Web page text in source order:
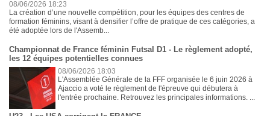
08/06/2026 18:23
La création d’une nouvelle compétition, pour les équipes des centres de
formation féminins, visant à densifier l’offre de pratique de ces catégories, a
été adoptée lors de l'Assemb...
Championnat de France féminin Futsal D1 - Le règlement adopté,
les 12 équipes potentielles connues
08/06/2026 18:03
L'Assemblée Générale de la FFF organisée le 6 juin 2026 à
Ajaccio a voté le règlement de l'épreuve qui débutera à
l'entrée prochaine. Retrouvez les principales informations. ...